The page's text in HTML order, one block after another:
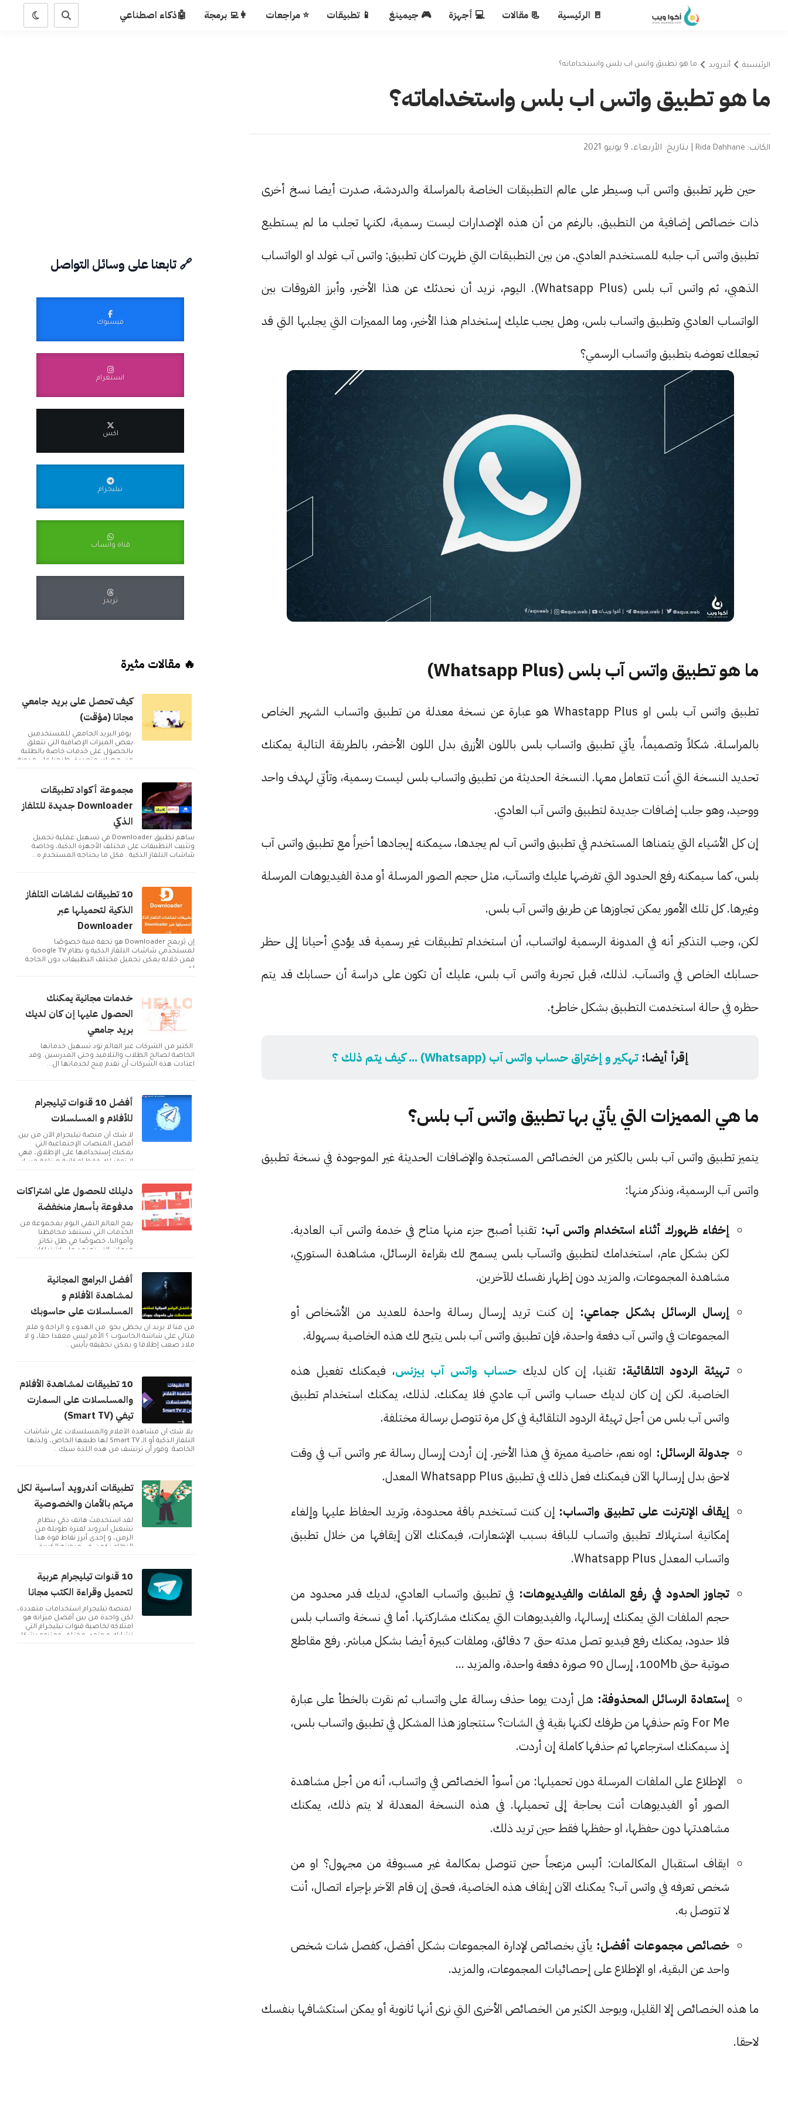
🚪 الرئيسية 📃 مقالات 💻 أجهزة 🎮 جيمينغ 📱 تطبيقات ⭐ مراجعات 👩‍💻 برمجة 🤖ذكاء اصطناعي
الرئيسية أندرويد ما هو تطبيق واتس اب بلس واستخداماته؟
ما هو تطبيق واتس اب بلس واستخداماته؟
الكاتب: Rida Dahhane بتاريخ: الأربعاء، 9 يونيو 2021
حين ظهر تطبيق واتس آب وسيطر على عالم التطبيقات الخاصة بالمراسلة والدردشة، صدرت أيضا نسخ أخرى
ذات خصائص إضافية من التطبيق. بالرغم من أن هذه الإصدارات ليست رسمية، لكنها تجلب ما لم يستطيع
تطبيق واتس آب جلبه للمستخدم العادي. من بين التطبيقات التي ظهرت كان تطبيق: واتس آب غولد او الواتساب
الذهبي، ثم واتس آب بلس (Whatsapp Plus). اليوم، نريد أن نحدثك عن هذا الأخير، وأبرز الفروقات بين
الواتساب العادي وتطبيق واتساب بلس، وهل يجب عليك إستخدام هذا الأخير، وما المميزات التي يجلبها التي قد
تجعلك تعوضه بتطبيق واتساب الرسمي؟
ما هو تطبيق واتس آب بلس (Whatsapp Plus)
تطبيق واتس آب بلس او Whastapp Plus هو عبارة عن نسخة معدلة من تطبيق واتساب الشهير الخاص
بالمراسلة. شكلاً وتصميماً، يأتي تطبيق واتساب بلس باللون الأزرق بدل اللون الأخضر، بالطريقة التالية يمكنك
تحديد النسخة التي أنت تتعامل معها. النسخة الحديثة من تطبيق واتساب بلس ليست رسمية، وتأتي لهدف واحد
ووحيد، وهو جلب إضافات جديدة لتطبيق واتس آب العادي.
إن كل الأشياء التي يتمناها المستخدم في تطبيق واتس آب لم يجدها، سيمكنه إيجادها أخيراً مع تطبيق واتس آب
بلس، كما سيمكنه رفع الحدود التي تفرضها عليك واتسآب، مثل حجم الصور المرسلة أو مدة الفيديوهات المرسلة
وغيرها. كل تلك الأمور يمكن تجاوزها عن طريق واتس آب بلس.
لكن، وجب التذكير أنه في المدونة الرسمية لواتساب، أن استخدام تطبيقات غير رسمية قد يؤدي أحيانا إلى حظر
حسابك الخاص في واتسآب. لذلك، قبل تجربة واتس آب بلس، عليك أن تكون على دراسة أن حسابك قد يتم
حظره في حالة استخدمت التطبيق بشكل خاطئ.
إقرأ أيضا: تهكير و إختراق حساب واتس آب (Whatsapp) ... كيف يتم ذلك ؟
ما هي المميزات التي يأتي بها تطبيق واتس آب بلس؟
يتميز تطبيق واتس آب بلس بالكثير من الخصائص المستجدة والإضافات الحديثة غير الموجودة في نسخة تطبيق
واتس آب الرسمية، ونذكر منها:
إخفاء ظهورك أثناء استخدام واتس آب: تقنيا أصبح جزء منها متاح في خدمة واتس آب العادية.
لكن بشكل عام، استخدامك لتطبيق واتسآب بلس يسمح لك بقراءة الرسائل، مشاهدة الستوري،
مشاهدة المجموعات، والمزيد دون إظهار نفسك للآخرين.
إرسال الرسائل بشكل جماعي: إن كنت تريد إرسال رسالة واحدة للعديد من الأشخاص أو
المجموعات في واتس آب دفعة واحدة، فإن تطبيق واتس آب بلس يتيح لك هذه الخاصية بسهولة.
تهيئة الردود التلقائية: تقنيا، إن كان لديكحساب واتس آب بيزنس، فيمكنك تفعيل هذه
الخاصية. لكن إن كان لديك حساب واتس آب عادي فلا يمكنك. لذلك، يمكنك استخدام تطبيق
واتس آب بلس من أجل تهيئة الردود التلقائية في كل مرة تتوصل برسالة مختلفة.
جدولة الرسائل: اوه نعم، خاصية مميزة في هذا الأخير. إن أردت إرسال رسالة عبر واتس آب في وقت
لاحق بدل إرسالها الآن فيمكنك فعل ذلك في تطبيق Whatsapp Plus المعدل.
إيقاف الإنترنت على تطبيق واتساب: إن كنت تستخدم باقة محدودة، وتريد الحفاظ عليها وإلغاء
إمكانية استهلاك تطبيق واتساب للباقة بسبب الإشعارات، فيمكنك الآن إيقافها من خلال تطبيق
واتساب المعدل Whatsapp Plus.
تجاوز الحدود في رفع الملفات والفيديوهات: في تطبيق واتساب العادي، لديك قدر محدود من
حجم الملفات التي يمكنك إرسالها، والفيديوهات التي يمكنك مشاركتها. أما في نسخة واتساب بلس
فلا حدود، يمكنك رفع فيديو تصل مدته حتى 7 دقائق، وملفات كبيرة أيضا بشكل مباشر. رفع مقاطع
صوتية حتى 100Mb، إرسال 90 صورة دفعة واحدة، والمزيد ...
إستعادة الرسائل المحذوفة: هل أردت يوما حذف رسالة على واتساب ثم نقرت بالخطأ على عبارة
For Me وتم حذفها من طرفك لكنها بقية في الشات؟ ستتجاوز هذا المشكل في تطبيق واتساب بلس،
إذ سيمكنك استرجاعها ثم حذفها كاملة إن أردت.
الإطلاع على الملفات المرسلة دون تحميلها: من أسوأ الخصائص في واتساب، أنه من أجل مشاهدة
الصور أو الفيديوهات أنت بحاجة إلى تحميلها. في هذه النسخة المعدلة لا يتم ذلك، يمكنك
مشاهدتها دون حفظها، او حفظها فقط حين تريد ذلك.
ايقاف استقبال المكالمات: أليس مزعجاً حين تتوصل بمكالمة غير مسبوقة من مجهول؟ او من
شخص تعرفه في واتس آب؟ يمكنك الآن إيقاف هذه الخاصية، فحتى إن قام الآخر بإجراء اتصال، أنت
لا تتوصل به.
خصائص مجموعات أفضل: يأتي بخصائص لإدارة المجموعات بشكل أفضل، كفصل شات شخص
واحد عن البقية، او الإطلاع على إحصائيات المجموعات، والمزيد.
ما هذه الخصائص إلا القليل، ويوجد الكثير من الخصائص الأخرى التي نرى أنها ثانوية أو يمكن استكشافها بنفسك
لاحقا.
🔗 تابعنا على وسائل التواصل
فيسبوك
انستغرام
اكس
تيليجرام
قناة واتسآب
ثريدز
🔥 مقالات مثيرة
كيف تحصل على بريد جامعي
مجانا (مؤقت)
يوفر البريد الجامعي للمستخدمين
بعض الميزات الإضافية التي تتعلق
بالحصول على خدمات خاصة بالطلبة
من مصادر متعددة. طرحنا على مدونة
مجموعة أكواد تطبيقات
Downloader جديدة للتلفاز
الذكي
ساهم تطبيق Downloader في تسهيل عملية تحميل
وتثبيت التطبيقات على مختلف الأجهزة الذكية، وخاصة
شاشات التلفاز الذكية . فكل ما يحتاجه المستخدم ه...
10 تطبيقات لشاشات التلفاز
الذكية لتحميلها عبر
Downloader
إن بُريمج Downloader هو تحفة فنية خصوصًا
لمستخدمي شاشات التلفاز الذكية و نظام Google TV.
فمن خلاله يمكن تحميل مختلف التطبيقات دون الحاجة
لم...
خدمات مجانية يمكنك
الحصول عليها إن كان لديك
بريد جامعي
الكثير من الشركات عبر العالم تود تسهيل خدماتها
الخاصة لصالح الطلاب والتلاميذ وحتى المدرسين. وقد
اعتادت هذه الشركات أن تقدم مِنح لخدماتها ال...
أفضل 10 قنوات تيليجرام
للأفلام و المسلسلات
لا شك أن منصة تيليجرام الآن من بين
أفضل المنصات الإجتماعية التي
يمكنك إستخدامها على الإطلاق، فهي
لا توفر لك فقط إمكانية صناعة حساب
دليلك للحصول على اشتراكات
مدفوعة بأسعار منخفضة
يعج العالم التقني اليوم بمجموعة من
الخدمات التي تستنفذ محافظنا
وأموالنا، خصوصًا في ظل تكاثر
خدمات التي تعتمد على اشتراكات
أفضل البرامج المجانية
لمشاهدة الأفلام و
المسلسلات على حاسوبك
من منا لا يريد ان يحظى بجو من الهدوء و الراحة و فلم
مثالي على شاشة الحاسوب ؟ الأمر ليس معقدا حقا، و لا
ملاذ صعب إطلاقا و يمكن تحقيقه بأبس...
10 تطبيقات لمشاهدة الأفلام
والمسلسلات على السمارت
تيفي (Smart TV)
بلا شك أن مشاهدة الأفلام والمسلسلات على شاشات
التلفاز الذكية أو الـ Smart TV لها طبعها الخاص، ولذتها
الخاصة. وفور أن ترتشف من هذه اللذة سيك...
تطبيقات أندرويد أساسية لكل
مهتم بالأمان والخصوصية
لقد استخدمتُ هاتف ذكي بنظام
تشغيل أندرويد لفترة طويلة من
الزمن، و إحدى أبرز نقاط قوة هذا
النظام تكمن في مرونته الكبيرة
10 قنوات تيليجرام عربية
لتحميل وقراءة الكتب مجانا
لمنصة تيليجرام استخدامات متعددة،
لكن واحدة من بين أفضل ميزاته هو
امتلاكه لخاصية قنوات تيليجرام التي
تشارك محتوى مختلف ومتنوع بشكل